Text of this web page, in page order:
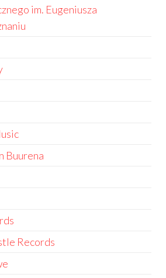
im. Eugeniusza
Buurena
Records